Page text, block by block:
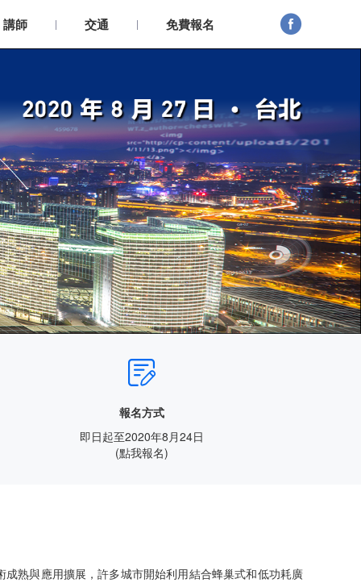
講師 交通 免費報名 

報名方式
即日起至2020年8月24日
(點我報名)
熟與應用擴展，許多城市開始利用結合蜂巢式和低功耗廣